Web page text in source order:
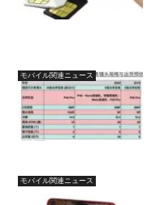
モバイル関連ニュース
モバイル関連ニュース